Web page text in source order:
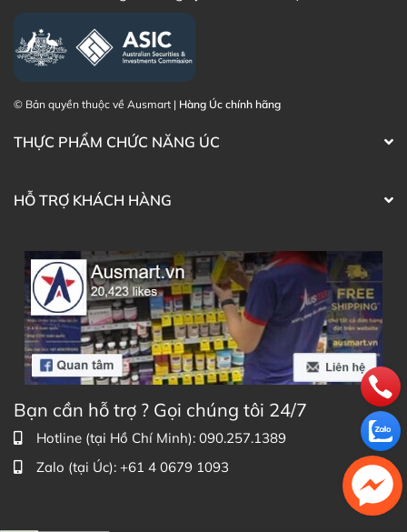
© Bản quyền thuộc về Ausmart | Hàng Úc chính hãng
THỰC PHẨM CHỨC NĂNG ÚC
HỖ TRỢ KHÁCH HÀNG
Bạn cần hỗ trợ ? Gọi chúng tôi 24/7
Hotline (tại Hồ Chí Minh): 090.257.1389
Zalo (tại Úc): +61 4 0679 1093